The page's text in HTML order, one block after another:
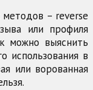
– reverse
или профиля
можно выяснить
использования в
или ворованная